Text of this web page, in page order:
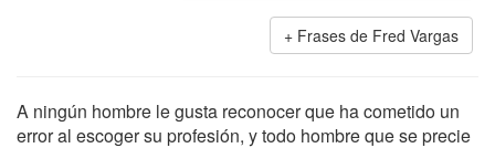
Frases de Fred Vargas
A ningún hombre le gusta reconocer que ha cometido un
error al escoger su profesión, y todo hombre que se precie